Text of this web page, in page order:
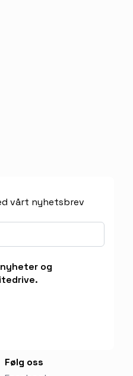
vårt nyhetsbrev
og
Følg oss